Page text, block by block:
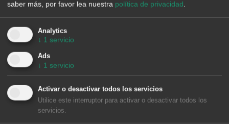
Fuente: Elaborado por AleaSoft con datos de OMIE, , Nord Pool y GME.
saber más, por favor lea nuestra política de privacidad.
Analytics
↓ 1 servicio
Ads
↓ 1 servicio
Activar o desactivar todos los servicios
Utilice este interruptor para activar o desactivar todos los
servicios.